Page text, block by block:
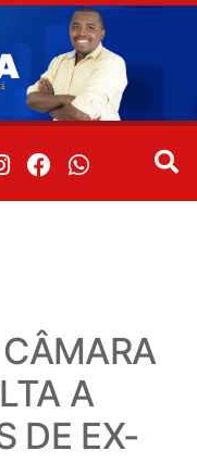
A
DE EX-